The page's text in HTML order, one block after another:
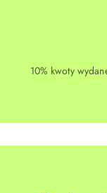
10% kwoty